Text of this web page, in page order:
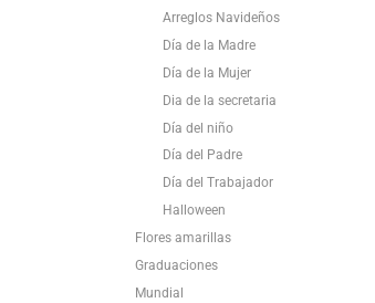
Arreglos Navideños
Día de la Madre
Día de la Mujer
Dia de la secretaria
Día del niño
Día del Padre
Día del Trabajador
Halloween
Flores amarillas
Graduaciones
Mundial